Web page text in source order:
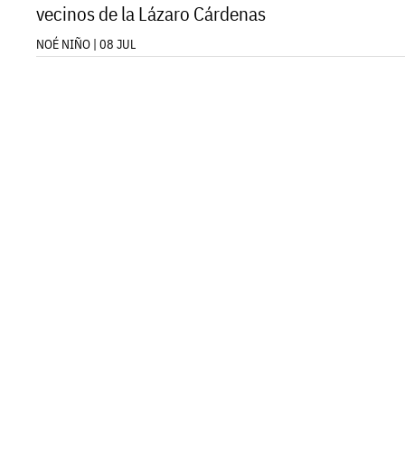
vecinos de la Lázaro Cárdenas
NOÉ NIÑO | 08 JUL